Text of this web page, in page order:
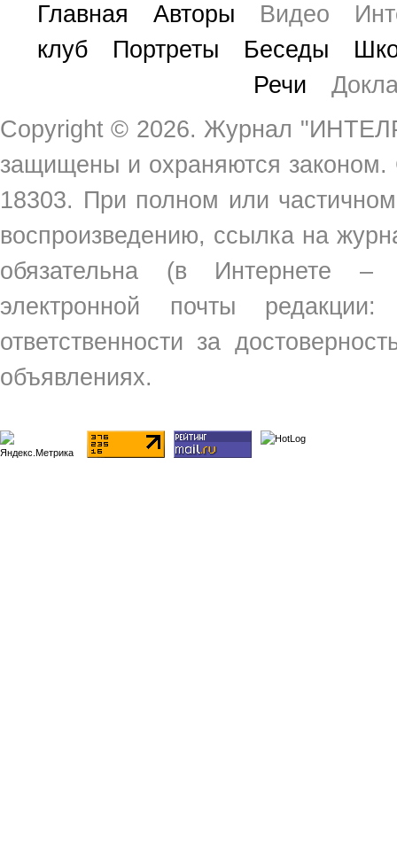
Главная Авторы Видео
клуб
Портреты Беседы
Речи
Copyright © 2026. Журнал
защищены и охраняются
18303. При полном или
воспроизведению, ссылка на
обязательна (в Интернете
электронной почты
ответственности за
объявлениях.